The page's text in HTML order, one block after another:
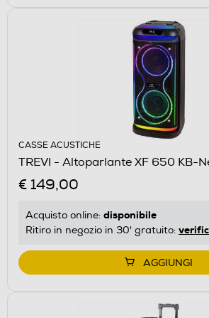
CASSE ACUSTICHE
TREVI - Altoparlante XF 650 KB-
€ 149,00
Acquisto online: disponibile
Ritiro in negozio in 30' gratuito:
AGGIUNGI